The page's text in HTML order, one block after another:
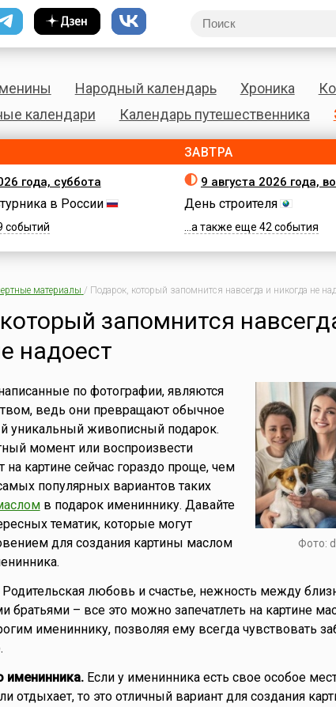
Народный календарь Хроника
календари
Календарь путешественника
года, суббота
в России
событий
ЗАВТРА
9 августа 2026 года,
День строителя
...а также еще 42 события
материалы / Подарок, который запомнится навсегда и никогда не
запомнится
надоест
Фото:
по фотографии, являются
ведь они превращают обычное
уникальный живописный подарок.
момент или воспроизвести
картине сейчас гораздо проще, чем
популярных вариантов таких
в подарок имениннику. Давайте
тематик, которые могут
для создания картины маслом
Родительская любовь и счастье, нежность между
братьями – все это можно запечатлеть на картине
имениннику, позволяя ему всегда чувствовать
именинника. Если у именинника есть свое особое
отдыхает, то это отличный вариант для создания